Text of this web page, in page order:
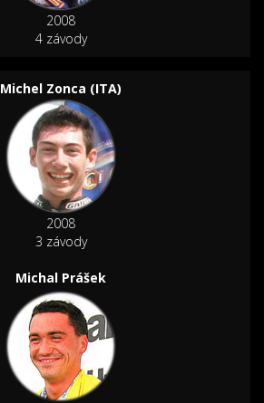
2008
4 závody
Michel Zonca (ITA)
2008
3 závody
Michal Prášek